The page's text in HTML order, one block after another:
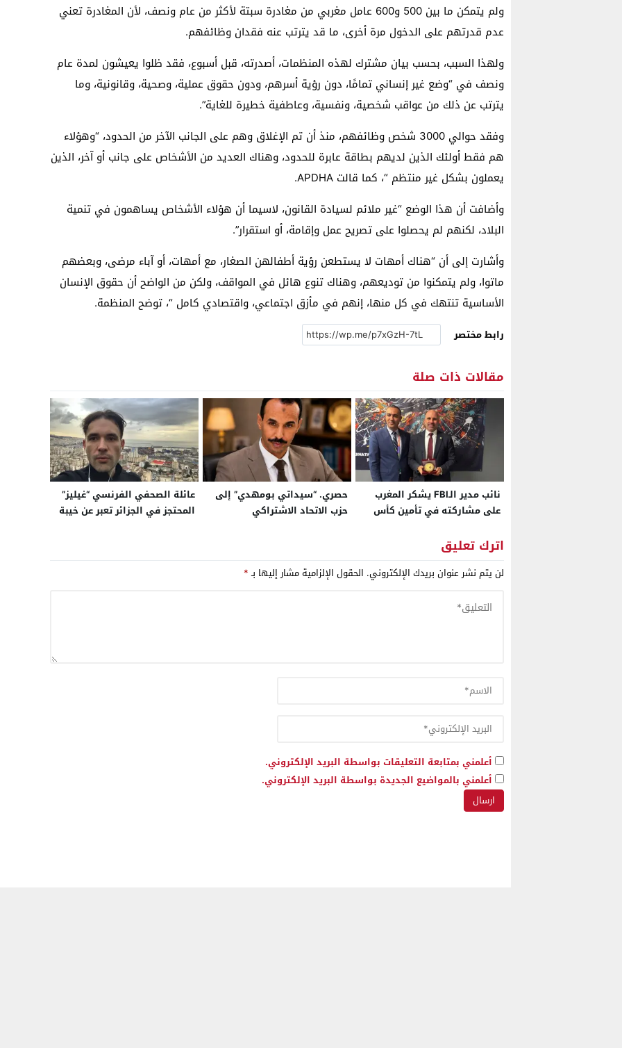
ولم يتمكن ما بين 500 و600 عامل مغربي من مغادرة سبتة لأكثر من عام ونصف، لأن المغادرة تعني
عدم قدرتهم على الدخول مرة أخرى، ما قد يترتب عنه فقدان وظائفهم.
ولهذا السبب، بحسب بيان مشترك لهذه المنظمات، أصدرته، قبل أسبوع، فقد ظلوا يعيشون لمدة عام
ونصف في “وضع غير إنساني تمامًا، دون رؤية أسرهم، ودون حقوق عملية، وصحية، وقانونية، وما
يترتب عن ذلك من عواقب شخصية، ونفسية، وعاطفية خطيرة للغاية”.
وفقد حوالي 3000 شخص وظائفهم، منذ أن تم الإغلاق وهم على الجانب الآخر من الحدود، “وهؤلاء
هم فقط أولئك الذين لديهم بطاقة عابرة للحدود، وهناك العديد من الأشخاص على جانب أو آخر، الذين
يعملون بشكل غير منتظم “، كما قالت APDHA.
وأضافت أن هذا الوضع “غير ملائم لسيادة القانون، لاسيما أن هؤلاء الأشخاص يساهمون في تنمية
البلاد، لكنهم لم يحصلوا على تصريح عمل وإقامة، أو استقرار”.
وأشارت إلى أن “هناك أمهات لا يستطعن ​​رؤية أطفالهن الصغار، مع أمهات، أو آباء مرضى، وبعضهم
ماتوا، ولم يتمكنوا من توديعهم، وهناك تنوع هائل في المواقف، ولكن من الواضح أن حقوق الإنسان
الأساسية تنتهك في كل منها، إنهم في مأزق اجتماعي، واقتصادي كامل “، توضح المنظمة.
رابط مختصر
مقالات ذات صلة
نائب مدير الـFBI يشكر المغرب
على مشاركته في تأمين كأس
حصري. “سيداتي بومهدي” إلى
حزب الاتحاد الاشتراكي
عائلة الصحفي الفرنسي “غيليز”
المحتجز في الجزائر تعبر عن خيبة
اترك تعليق
لن يتم نشر عنوان بريدك الإلكتروني. الحقول الإلزامية مشار إليها بـ*
أعلمني بمتابعة التعليقات بواسطة البريد الإلكتروني.
أعلمني بالمواضيع الجديدة بواسطة البريد الإلكتروني.